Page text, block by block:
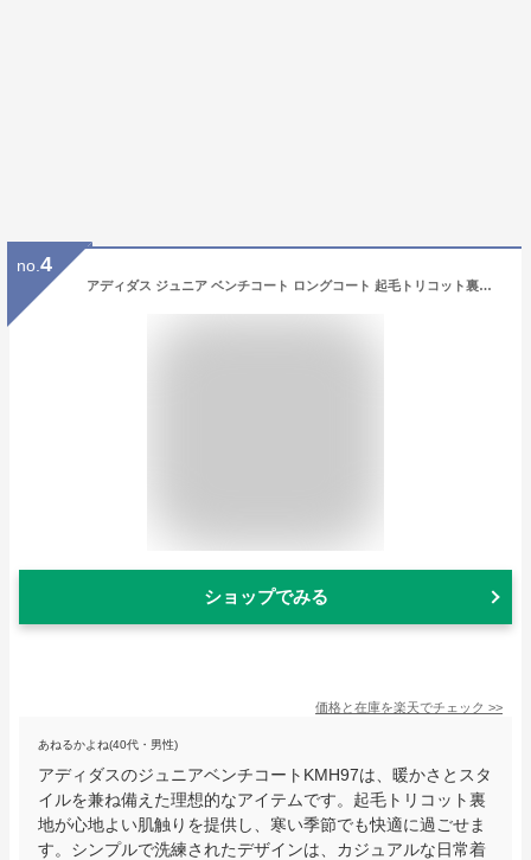
no. 4
アディダス ジュニア ベンチコート ロングコート 起毛トリコット裏地 KMH97 2色展開
ショップでみる
価格と在庫を楽天でチェック >>
あねるかよね(40代・男性)
アディダスのジュニアベンチコートKMH97は、暖かさとスタ
イルを兼ね備えた理想的なアイテムです。起毛トリコット裏
地が心地よい肌触りを提供し、寒い季節でも快適に過ごせま
す。シンプルで洗練されたデザインは、カジュアルな日常着